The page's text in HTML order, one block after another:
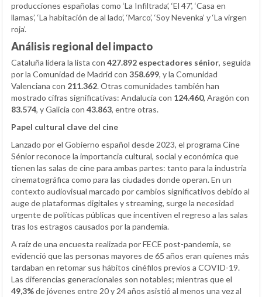
producciones españolas como ‘La Infiltrada’, ‘El 47’, ‘Casa en
llamas’, ‘La habitación de al lado’, ‘Marco’, ‘Soy Nevenka’ y ‘La virgen
roja’.
Análisis regional del impacto
Cataluña lidera la lista con 427.892 espectadores sénior, seguida
por la Comunidad de Madrid con 358.699, y la Comunidad
Valenciana con 211.362. Otras comunidades también han
mostrado cifras significativas: Andalucía con 124.460, Aragón con
83.574, y Galicia con 43.863, entre otras.
Papel cultural clave del cine
Lanzado por el Gobierno español desde 2023, el programa Cine
Sénior reconoce la importancia cultural, social y económica que
tienen las salas de cine para ambas partes: tanto para la industria
cinematográfica como para las ciudades donde operan. En un
contexto audiovisual marcado por cambios significativos debido al
auge de plataformas digitales y streaming, surge la necesidad
urgente de políticas públicas que incentiven el regreso a las salas
tras los estragos causados por la pandemia.
A raíz de una encuesta realizada por FECE post-pandemia, se
evidenció que las personas mayores de 65 años eran quienes más
tardaban en retomar sus hábitos cinéfilos previos a COVID-19.
Las diferencias generacionales son notables; mientras que el
49,3%de jóvenes entre 20 y 24 años asistió al menos una vez al